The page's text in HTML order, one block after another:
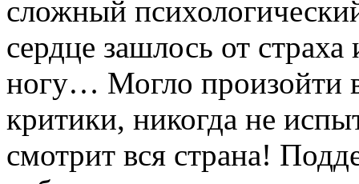
сложный
сердце зашлось от
ногу… Могло произойти
критики, никогда не
смотрит вся страна!